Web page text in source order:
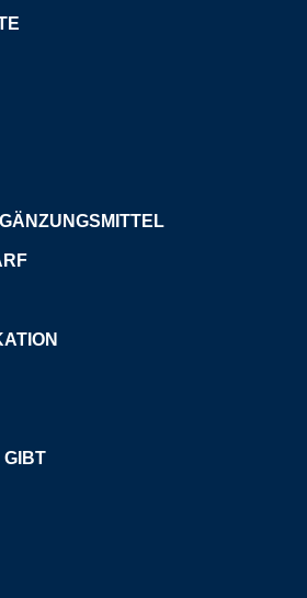
GIBT